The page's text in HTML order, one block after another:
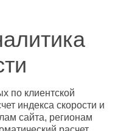
по клиентской
индекса скорости и
сайта, регионам